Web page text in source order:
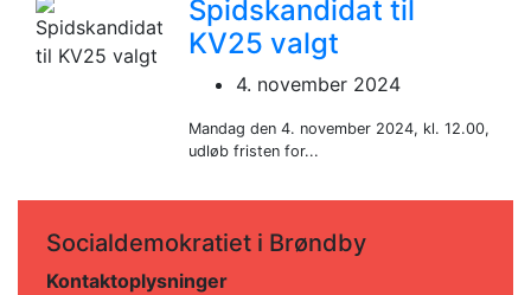
Spidskandidat til
KV25 valgt
4. november 2024
Mandag den 4. november 2024, kl. 12.00,
udløb fristen for...
Socialdemokratiet i Brøndby
Kontaktoplysninger